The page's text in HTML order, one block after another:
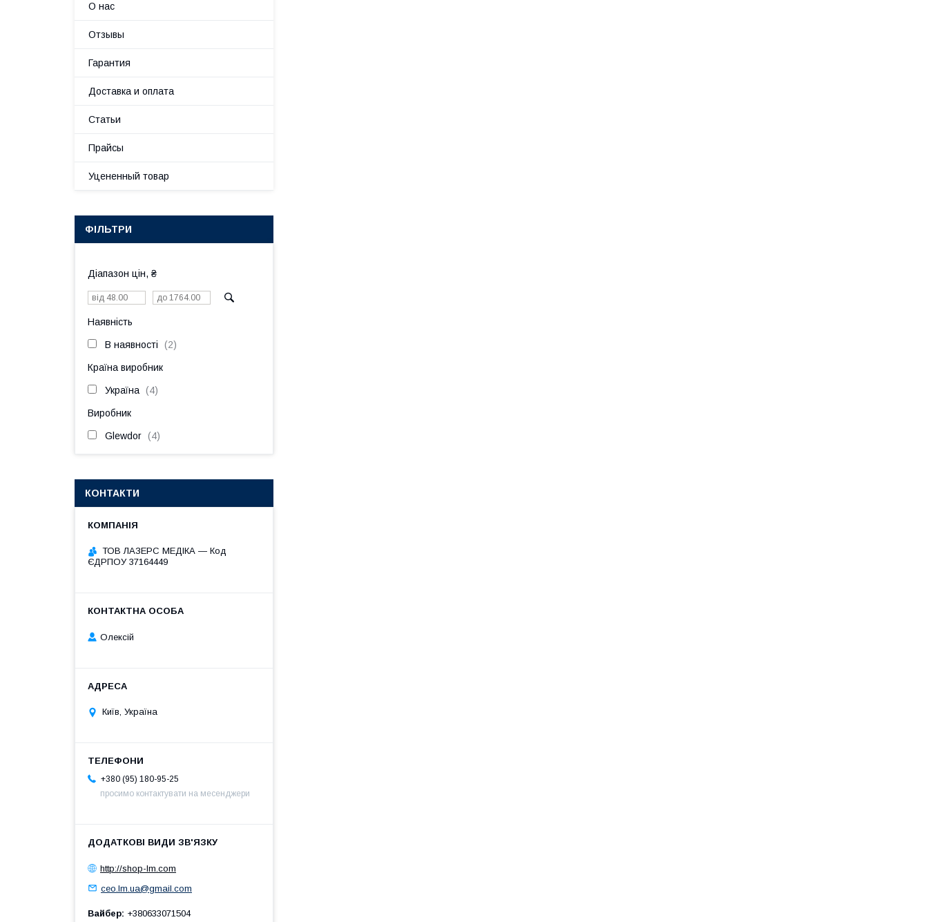
О нас
Отзывы
Гарантия
Доставка и оплата
Статьи
Прайсы
Уцененный товар
ФІЛЬТРИ
Діапазон цін, ₴
Наявність
В наявності 2
Країна виробник
Україна 4
Виробник
Glewdor 4
КОНТАКТИ
ТОВ ЛАЗЕРС МЕДІКА — Код
ЄДРПОУ 37164449
Олексій
Київ, Україна
+380 (95) 180-95-25
просимо контактувати на месенджери
http://shop-lm.com
ceo.lm.ua@gmail.com
Вайбер +380633071504